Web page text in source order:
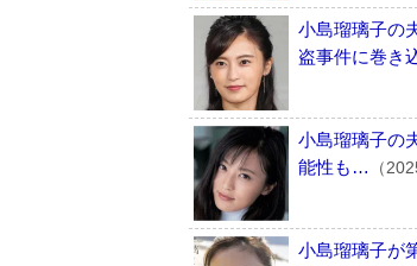
小島瑠璃子の
盗事件に巻き
小島瑠璃子の
能性も…
（
小島瑠璃子が